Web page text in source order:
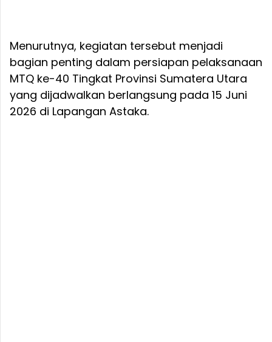
Menurutnya, kegiatan tersebut menjadi
bagian penting dalam persiapan pelaksanaan
MTQ ke-40 Tingkat Provinsi Sumatera Utara
yang dijadwalkan berlangsung pada 15 Juni
2026 di Lapangan Astaka.